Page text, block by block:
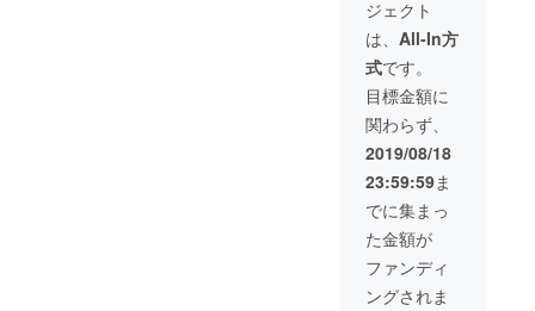
※寄付金
控除用
の領収
書を発
行しま
す。
オリジ
ナルの
ランチ
バッグ
・JCF
オリジ
ナルピ
ンズ ・
サンク
スレ
ター ・
JCF
ホーム
ページ
への氏
名掲載
ジェクト
は、 All-In方
式です。
目標金額に
関わらず、
2019/08/18
23:59:59ま
でに集まっ
た金額が
ファンディ
ングされま